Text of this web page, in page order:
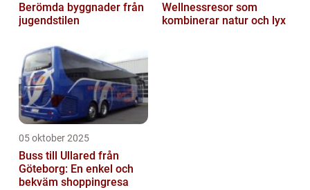
Berömda byggnader från
jugendstilen
Wellnessresor som
kombinerar natur och lyx
05 oktober 2025
Buss till Ullared från
Göteborg: En enkel och
bekväm shoppingresa